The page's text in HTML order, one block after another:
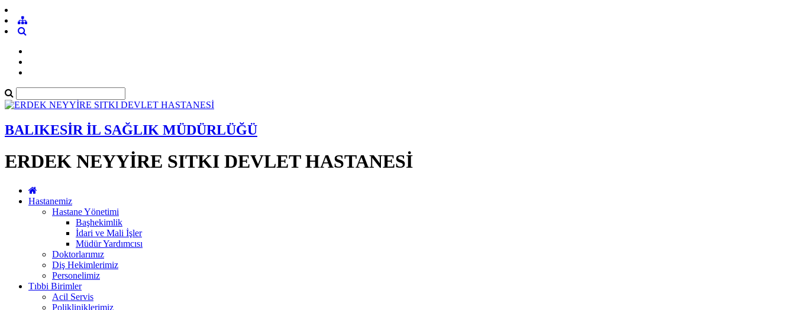
BALIKESİR İL SAĞLIK MÜDÜRLÜĞÜ
ERDEK NEYYİRE SITKI DEVLET HASTANESİ
Hastanemiz
Hastane Yönetimi
Başhekimlik
İdari ve Mali İşler
Müdür Yardımcısı
Doktorlarımız
Diş Hekimlerimiz
Personelimiz
Tıbbi Birimler
Acil Servis
Polikliniklerimiz